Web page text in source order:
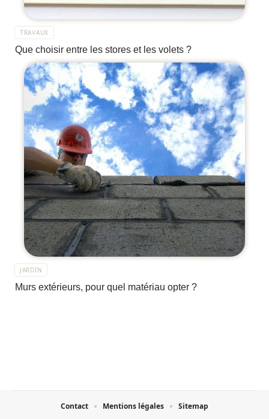
TRAVAUX
Que choisir entre les stores et les volets ?
JARDIN
Murs extérieurs, pour quel matériau opter ?
Contact Mentions légales Sitemap